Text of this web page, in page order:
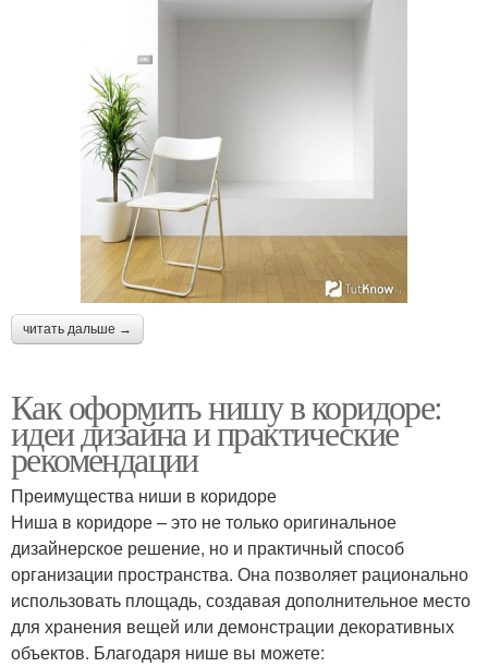
читать дальше →
Как оформить нишу в коридоре:
идеи дизайна и практические
рекомендации
Преимущества ниши в коридоре
Ниша в коридоре – это не только оригинальное
дизайнерское решение, но и практичный способ
организации пространства. Она позволяет рационально
использовать площадь, создавая дополнительное место
для хранения вещей или демонстрации декоративных
объектов. Благодаря нише вы можете: